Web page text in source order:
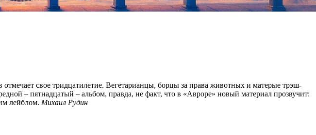
свое тридцатилетие. Вегетарианцы, борцы за права животных и матерые трэш-
– пятнадцатый – альбом, правда, не факт, что в «Авроре» новый материал прозвучит:
лейблом. Михаил Рудин